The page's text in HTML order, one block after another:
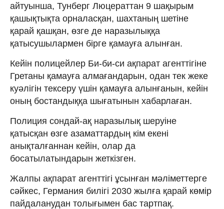
айтуынша, Тунберг Люцераттан 9 шақырым
қашықтықта орналасқан, шахтаның шетіне
қарай қашқан, өзге де наразылыққа
қатысушылармен бірге қамауға алынған.
Кейін полицейлер Би-би-си ақпарат агенттігіне
Гретаны қамауға алмағандарын, одан тек жеке
куәлігін тексеру үшін қамауға алынғанын, кейін
оның бостандыққа шығатынын хабарлаған.
Полиция сондай-ақ наразылық шеруіне
қатысқан өзге азаматтардың кім екені
анықталғаннан кейін, олар да
босатылатындарын жеткізген.
Жалпы ақпарат агенттігі ұсынған мәліметтерге
сәйкес, Германия билігі 2030 жылға қарай көмір
пайдаланудан толығымен бас тартпақ.